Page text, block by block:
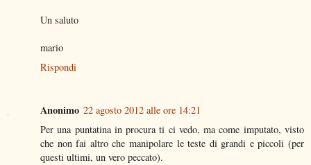
Un saluto
mario
Rispondi
Anonimo 22 agosto 2012 alle ore 14:21
Per una puntatina in procura ti ci vedo, ma come imputato, visto
che non fai altro che manipolare le teste di grandi e piccoli (per
questi ultimi, un vero peccato).